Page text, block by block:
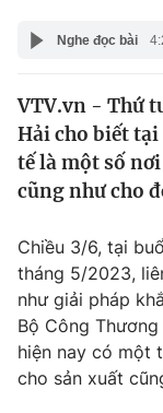
Y tế
Thế giới
Tin tức
Thế giới đó đây
Câu chuyện
Kinh tế
Thị trường
Góc doanh
Dữ liệu và đời
Truyền hình
Phim VTV
Hậu trường
Giải trí
Nghe đọc bài
VTV.vn - Thứ
Hải cho biết
tế là một số
cũng như cho
Chiều 3/6, tại
tháng 5/2023,
như giải pháp
Bộ Công
hiện nay có một
cho sản xuất